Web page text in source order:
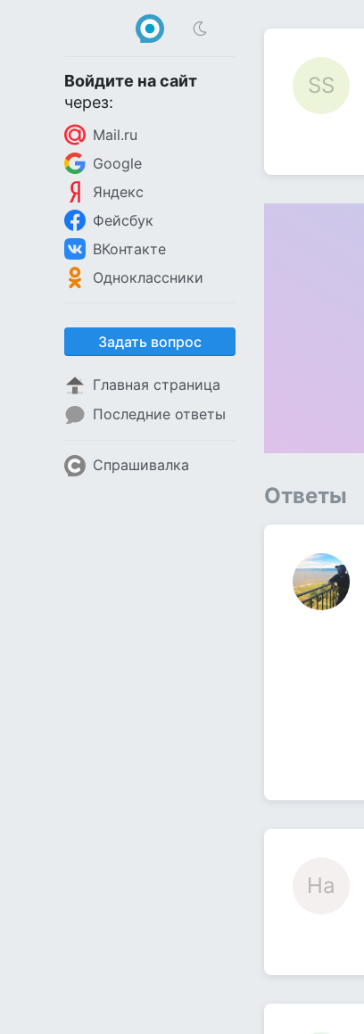
Войдите на сайт
через:
Mail.ru
Google
Яндекс
Фейсбук
ВКонтакте
Одноклассники
Задать вопрос
Главная страница
Последние ответы
Спрашивалка
SS
Ответы
На